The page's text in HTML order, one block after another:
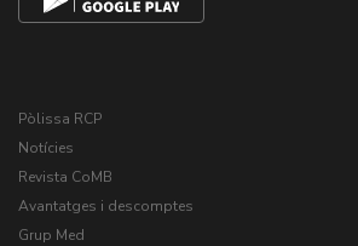
Pòlissa RCP
Notícies
Revista CoMB
Avantatges i descomptes
Grup Med